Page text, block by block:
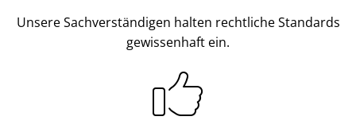
Unsere Sach­ver­stän­di­gen halten rechtliche Standards
gewissenhaft ein.